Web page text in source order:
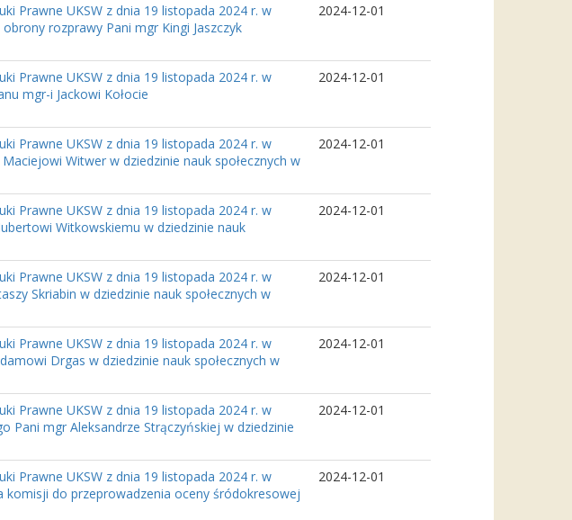
Prawne UKSW z dnia 19 listopada 2024 r. w
rozprawy Pani mgr Kingi Jaszczyk
2024-12-01
Prawne UKSW z dnia 19 listopada 2024 r. w
mgr-i Jackowi Kołocie
2024-12-01
Prawne UKSW z dnia 19 listopada 2024 r. w
Witwer w dziedzinie nauk społecznych w
2024-12-01
Prawne UKSW z dnia 19 listopada 2024 r. w
Witkowskiemu w dziedzinie nauk
2024-12-01
Prawne UKSW z dnia 19 listopada 2024 r. w
Skriabin w dziedzinie nauk społecznych w
2024-12-01
Prawne UKSW z dnia 19 listopada 2024 r. w
Drgas w dziedzinie nauk społecznych w
2024-12-01
Prawne UKSW z dnia 19 listopada 2024 r. w
Pani mgr Aleksandrze Strączyńskiej w dziedzinie
2024-12-01
Prawne UKSW z dnia 19 listopada 2024 r. w
komisji do przeprowadzenia oceny śródokresowej
2024-12-01